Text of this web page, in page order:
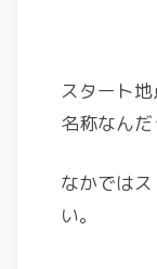
スタート
名称なんだ
なかでは
い。